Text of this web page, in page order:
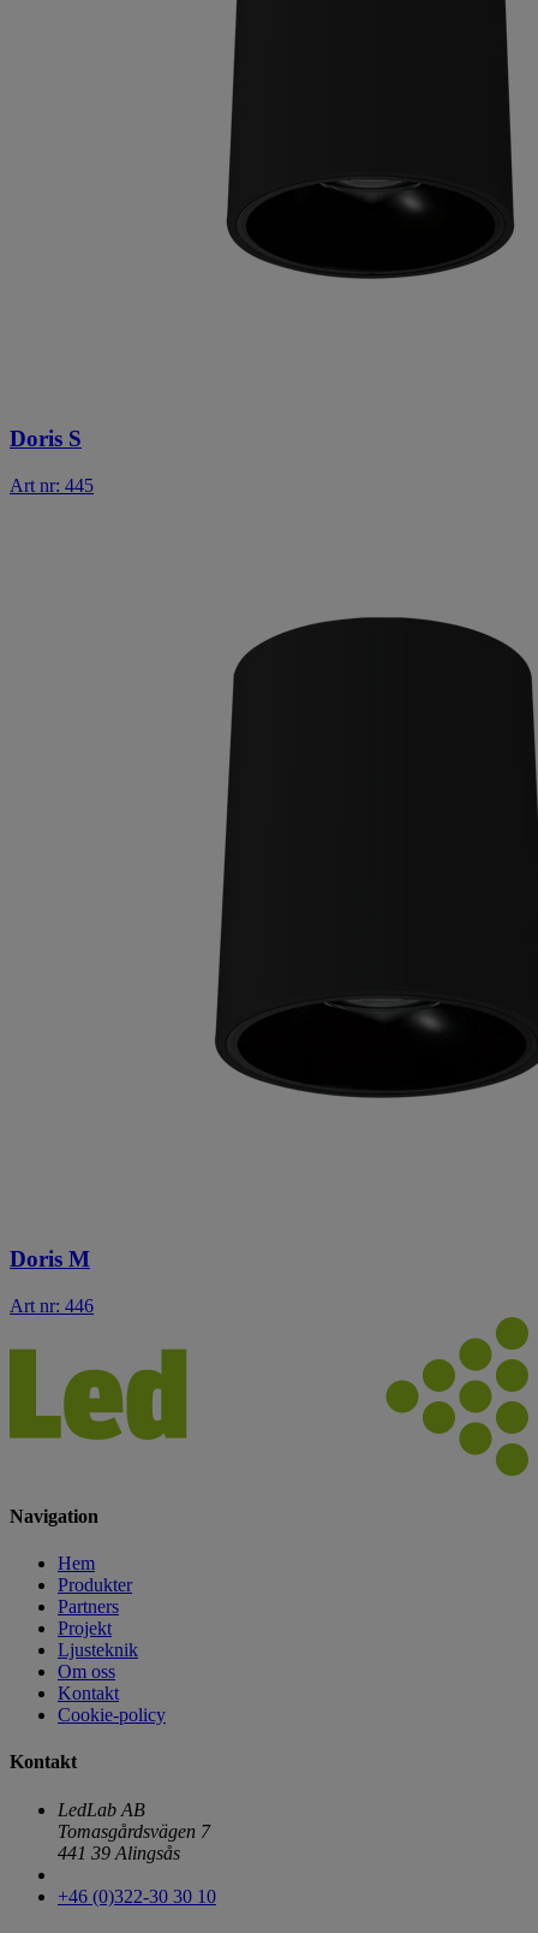
Doris S
Art nr: 445
Doris M
Art nr: 446
Navigation
Hem
Produkter
Partners
Projekt
Ljusteknik
Om oss
Kontakt
Cookie-policy
Kontakt
LedLab AB
Tomasgårdsvägen 7
441 39 Alingsås
+46 (0)322-30 30 10